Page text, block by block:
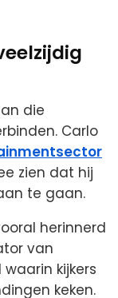
die
Carlo
zien dat hij
te gaan.
herinnerd
van
kijkers
keken.